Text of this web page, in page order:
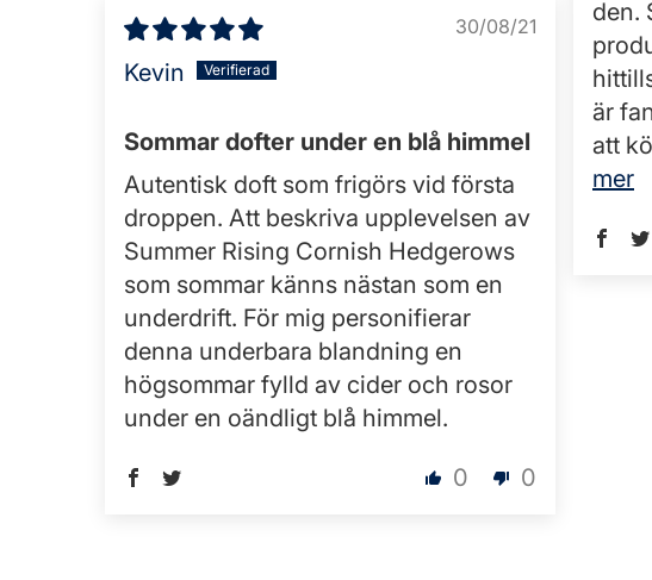
den.
är
att
mer
30/08/21
Kevin
Sommar dofter under en blå himmel
Autentisk doft som frigörs vid första
droppen. Att beskriva upplevelsen av
Summer Rising Cornish Hedgerows
som sommar känns nästan som en
underdrift. För mig personifierar
denna underbara blandning en
högsommar fylld av cider och rosor
under en oändligt blå himmel.
0 0